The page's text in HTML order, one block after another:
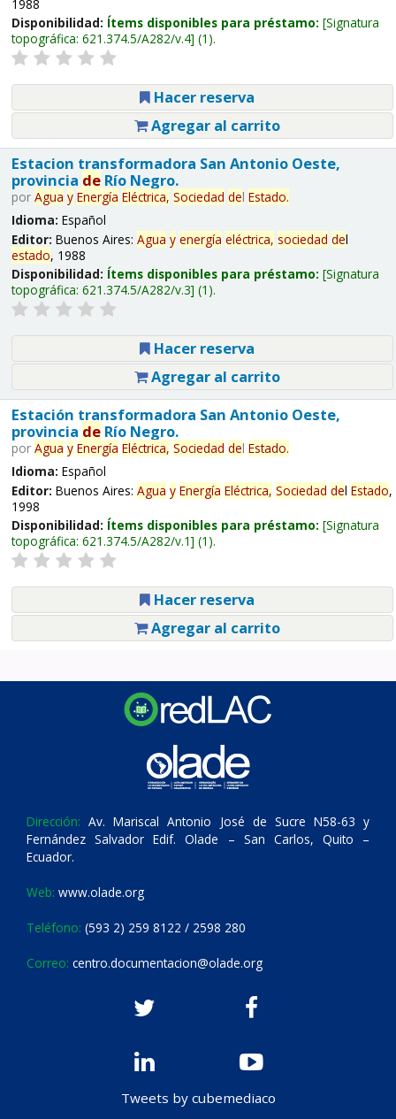
1988
Disponibilidad: Ítems disponibles para préstamo: Signatura
topográfica: 621.374.5/A282/v.4 (1).
Hacer reserva
Agregar al carrito
Estacion transformadora San Antonio Oeste,
provincia deRío Negro.
por Agua y Energía Eléctrica, Sociedad del Estado.
Idioma: Español
Editor: Buenos Aires: Agua y energía eléctrica, sociedad del
estado, 1988
Disponibilidad: Ítems disponibles para préstamo: Signatura
topográfica: 621.374.5/A282/v.3 (1).
Hacer reserva
Agregar al carrito
Estación transformadora San Antonio Oeste,
provincia deRío Negro.
por Agua y Energía Eléctrica, Sociedad del Estado.
Idioma: Español
Editor: Buenos Aires: Agua y Energía Eléctrica, Sociedad del Estado,
1998
Disponibilidad: Ítems disponibles para préstamo: Signatura
topográfica: 621.374.5/A282/v.1 (1).
Hacer reserva
Agregar al carrito
Dirección: Av. Mariscal Antonio José de Sucre N58-63 y
Fernández Salvador Edif. Olade – San Carlos, Quito –
Ecuador.
Web: www.olade.org
Teléfono: (593 2) 259 8122 / 2598 280
Correo: centro.documentacion@olade.org
Tweets by cubemediaco